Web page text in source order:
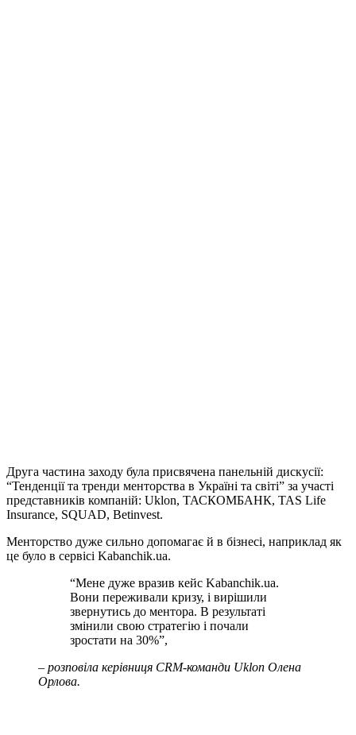
Друга частина заходу була присвячена панельній дискусії:
“Тенденції та тренди менторства в Україні та світі” за участі
представників компаній: Uklon, ТАСКОМБАНК, TAS Life
Insurance, SQUAD, Betinvest.
Менторство дуже сильно допомагає й в бізнесі, наприклад як
це було в сервісі Kabanchik.ua.
“Мене дуже вразив кейс Kabanchik.ua.
Вони переживали кризу, і вирішили
звернутись до ментора. В результаті
змінили свою стратегію і почали
зростати на 30%”,
– розповіла керівниця CRM-команди Uklon Олена
Орлова.